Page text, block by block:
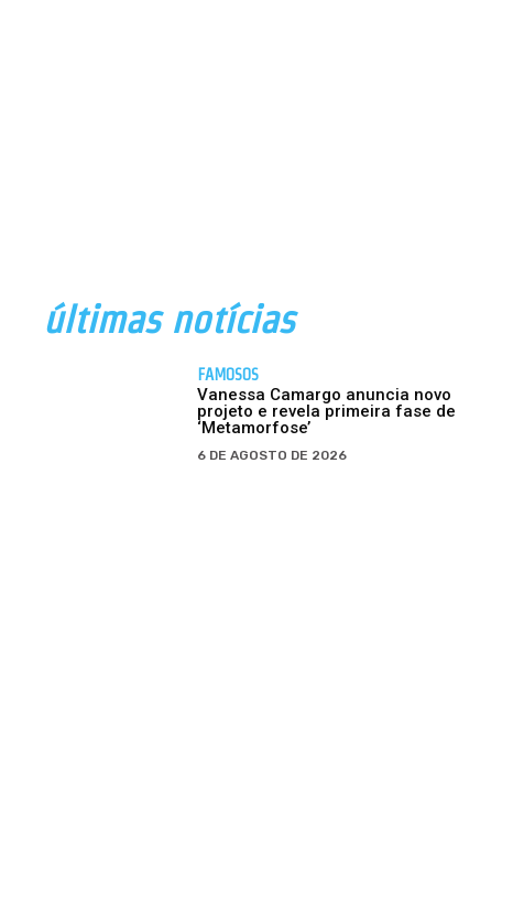
últimas notícias
FAMOSOS
Vanessa Camargo anuncia novo
projeto e revela primeira fase de
‘Metamorfose’
6 DE AGOSTO DE 2026